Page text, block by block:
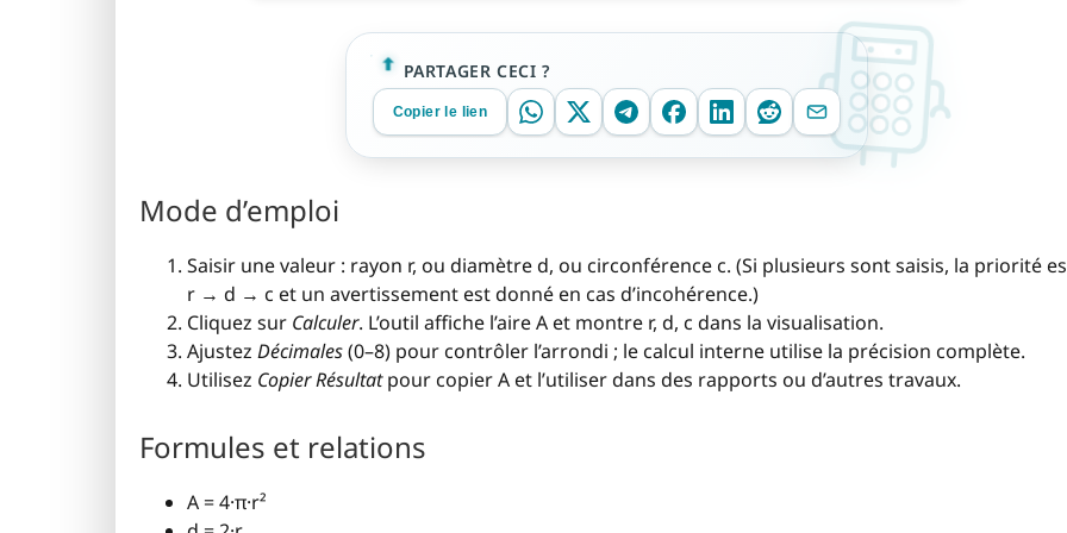
PARTAGER CECI ?
Copier le lien
Mode d’emploi
Saisir une valeur : rayon r, ou diamètre d, ou circonférence c. (Si plusieurs sont saisis, la priorité
r → d → c et un avertissement est donné en cas d’incohérence.)
Cliquez sur Calculer. L’outil affiche l’aire A et montre r, d, c dans la visualisation.
Ajustez Décimales(0–8) pour contrôler l’arrondi ; le calcul interne utilise la précision complète.
Utilisez Copier Résultatpour copier A et l’utiliser dans des rapports ou d’autres travaux.
Formules et relations
A = 4·π·r²